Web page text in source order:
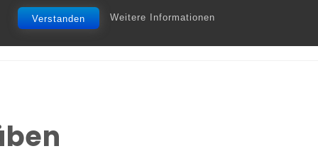
Verstanden Weitere Informationen